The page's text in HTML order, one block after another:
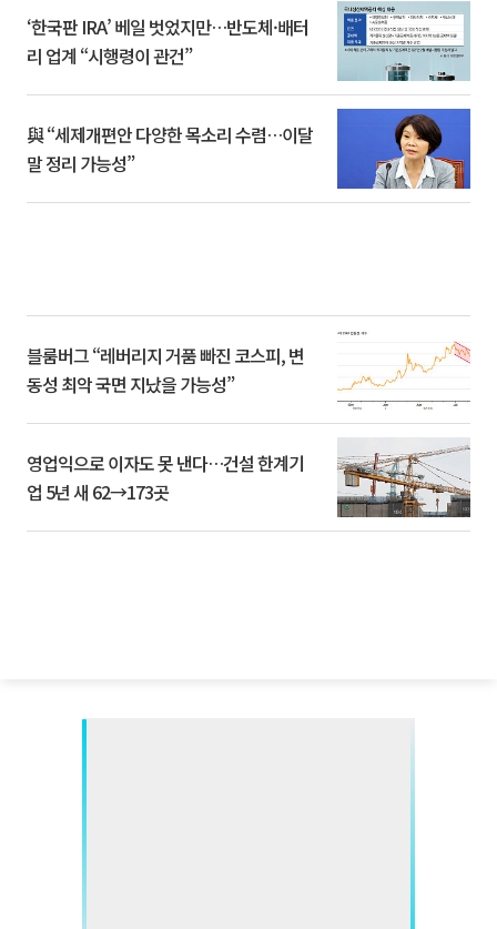
‘한국판 IRA’ 베일 벗었지만…반도체·배터
리 업계 “시행령이 관건”
與 “세제개편안 다양한 목소리 수렴…이달
말 정리 가능성”
블룸버그 “레버리지 거품 빠진 코스피, 변
동성 최악 국면 지났을 가능성”
영업익으로 이자도 못 낸다…건설 한계기
업 5년 새 62→173곳